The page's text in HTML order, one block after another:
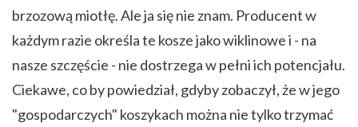
brzozową miotłę. Ale ja się nie znam. Producent w
każdym razie określa te kosze jako wiklinowe i - na
nasze szczęście - nie dostrzega w pełni ich potencjału.
Ciekawe, co by powiedział, gdyby zobaczył, że w jego
"gospodarczych" koszykach można nie tylko trzymać